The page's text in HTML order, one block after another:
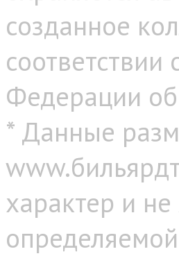
созданное
соответствии
Федерации
* Данные
характер и